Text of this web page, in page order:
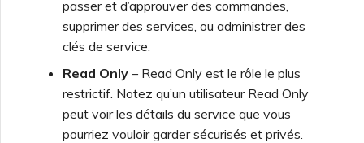
passer et d’approuver des commandes,
supprimer des services, ou administrer des
clés de service.
Read Only – Read Only est le rôle le plus
restrictif. Notez qu’un utilisateur Read Only
peut voir les détails du service que vous
pourriez vouloir garder sécurisés et privés.